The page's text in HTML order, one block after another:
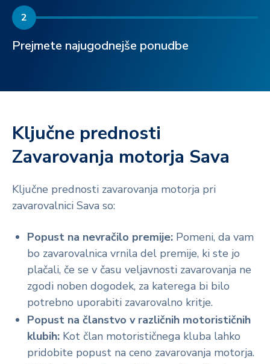
2
Prejmete najugodnejše ponudbe
Ključne prednosti
Zavarovanja motorja Sava
Ključne prednosti zavarovanja motorja pri
zavarovalnici Sava so:
Popust na nevračilo premije: Pomeni, da vam
bo zavarovalnica vrnila del premije, ki ste jo
plačali, če se v času veljavnosti zavarovanja ne
zgodi noben dogodek, za katerega bi bilo
potrebno uporabiti zavarovalno kritje.
Popust na članstvo v različnih motorističnih
klubih: Kot član motorističnega kluba lahko
pridobite popust na ceno zavarovanja motorja.